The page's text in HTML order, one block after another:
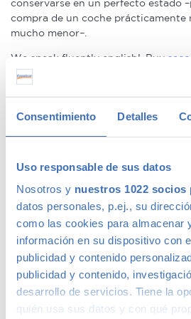
Consentimiento Detalles
Uso responsable de sus datos
Nosotros y nuestros 1022 socios
datos personales, p.ej., su
como las cookies para almacenar
información en su dispositivo con
publicidad y contenido
publicidad y contenido,
desarrollo de servicios. Tiene la
quién usa sus datos y con qué
conservarse en un perfecto estado
compra de un coche prácticamente
mucho menor–.
We speak fluently english!. Buy
with confidence.
Premium y 1.000€ en gama media.
encontrar descuentos de los que
y pregúntanos por nuestras ofertas,
condiciones de pago excepcionales,
necesidades. Además, aceptamos tu
Coches de ocasión